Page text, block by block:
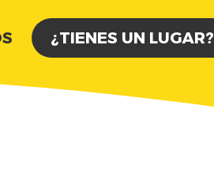
¿TIENES UN LUGAR?